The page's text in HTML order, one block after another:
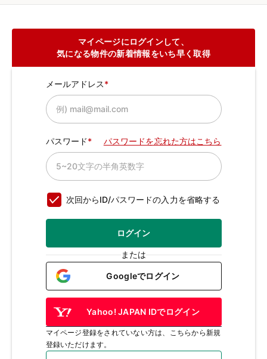
マイページにログインして、
気になる物件の新着情報をいち早く取得
メールアドレス
パスワード パスワードを忘れた方はこちら
次回からID/パスワードの入力を省略する
ログイン
または
Googleでログイン
Yahoo! JAPAN IDでログイン
マイページ登録をされていない方は、こちらから新規
登録いただけます。